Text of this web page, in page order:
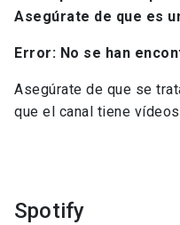
Asegúrate de que es
Error: No se han
Asegúrate de que se
que el canal tiene
Spotify